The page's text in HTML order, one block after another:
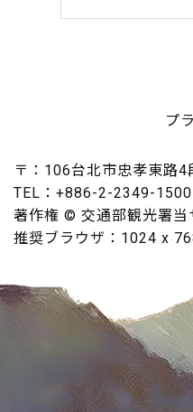
プ
〒：106台北市忠孝東路4
TEL：+886-2-2349-1500
著作権 © 交通部観光署当
推奨ブラウザ：1024 x